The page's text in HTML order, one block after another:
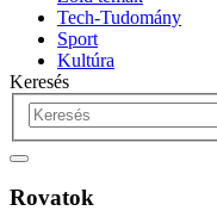
Tech-Tudomány
Sport
Kultúra
Keresés
Rovatok